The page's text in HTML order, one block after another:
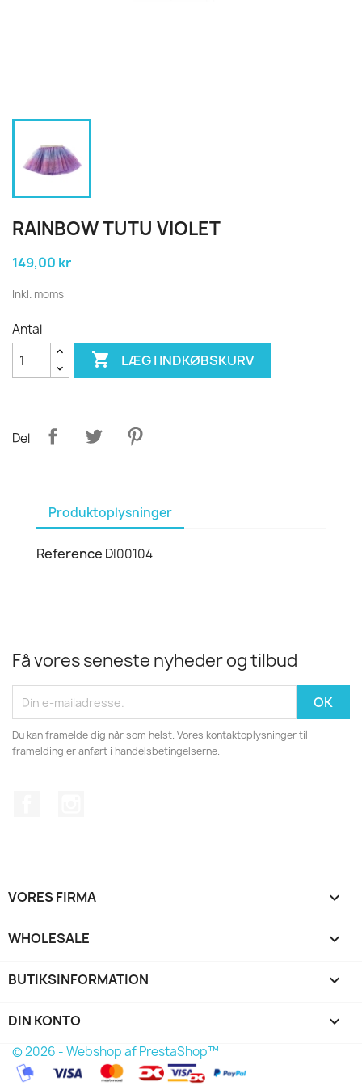
RAINBOW TUTU VIOLET
149,00 kr
Inkl. moms
Antal
 LÆG I INDKØBSKURV
Del
Produktoplysninger
Reference DI00104
Få vores seneste nyheder og tilbud
Du kan framelde dig når som helst. Vores kontaktoplysninger til
framelding er anført i handelsbetingelserne.
VORES FIRMA 
WHOLESALE 
BUTIKSINFORMATION keyboard_arrow_down
DIN KONTO 
© 2026 - Webshop af PrestaShop™